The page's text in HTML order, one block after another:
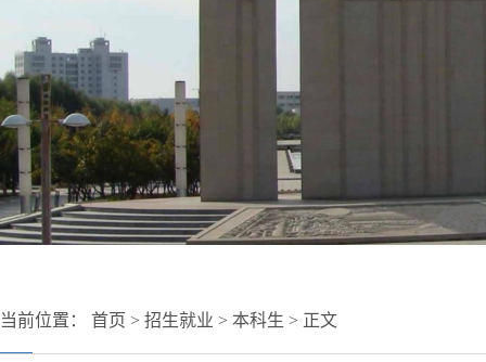
当前位置： 首页 > 招生就业 > 本科生 > 正文